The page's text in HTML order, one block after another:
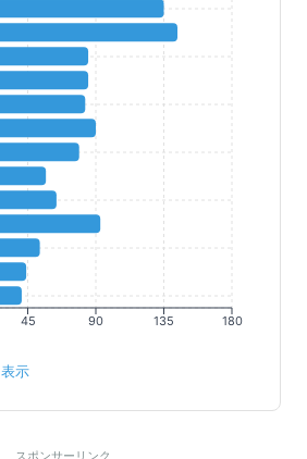
45 90 135 180
示
スポンサーリンク